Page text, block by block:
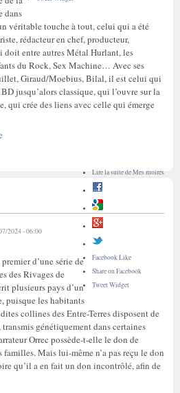
dans
véritable touche à tout, celui qui a été
rédacteur en chef, producteur,
doit entre autres Métal Hurlant, les
du Rock, Sex Machine… Avec ses
Giraud/Moebius, Bilal, il est celui qui
jusqu’alors classique, qui l’ouvre sur la
qui crée des liens avec celle qui émerge
Lire la suitede Mes moires
Facebook Like
Share on Facebook
Tweet Widget
2024 - 06:00
d’une série de
des Rivages de
plusieurs pays d’un
puisque les habitants
collines des Entre-Terres disposent de
génétiquement dans certaines
Orrec possède-t-elle le don de
Mais lui-même n’a pas reçu le don
qu’il a en fait un don incontrôlé, afin de